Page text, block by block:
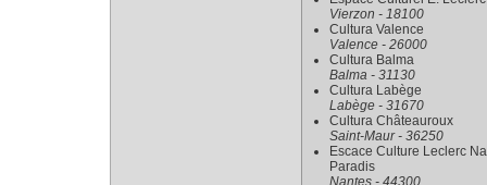
Vierzon - 18100
Cultura Valence
Valence - 26000
Cultura Balma
Balma - 31130
Cultura Labège
Labège - 31670
Cultura Châteauroux
Saint-Maur - 36250
Escace Culture Leclerc
Paradis
Nantes - 44300